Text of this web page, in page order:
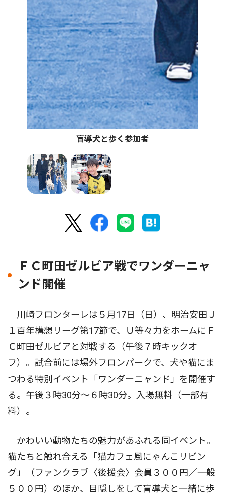
盲導犬と歩く参加者
ＦＣ町田ゼルビア戦でワンダーニャ
ンド開催
川崎フロンターレは５月17日（日）、明治安田Ｊ
１百年構想リーグ第17節で、Ｕ等々力をホームにＦ
Ｃ町田ゼルビアと対戦する（午後７時キックオ
フ）。試合前には場外フロンパークで、犬や猫にま
つわる特別イベント「ワンダーニャンド」を開催す
る。午後３時30分〜６時30分。入場無料（一部有
料）。
かわいい動物たちの魅力があふれる同イベント。
猫たちと触れ合える「猫カフェ風にゃんこリビン
グ」（ファンクラブ〈後援会〉会員３００円／一般
５００円）のほか、目隠しをして盲導犬と一緒に歩